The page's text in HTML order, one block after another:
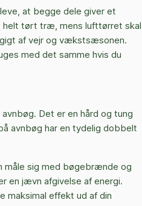
at begge dele giver et
helt tørt træ, mens lufttørret skal
af vejr og vækstsæsonen.
med det samme hvis du
Det er en hård og tung
avnbøg har en tydelig dobbelt
måle sig med bøgebrænde og
en jævn afgivelse af energi.
maksimal effekt ud af din